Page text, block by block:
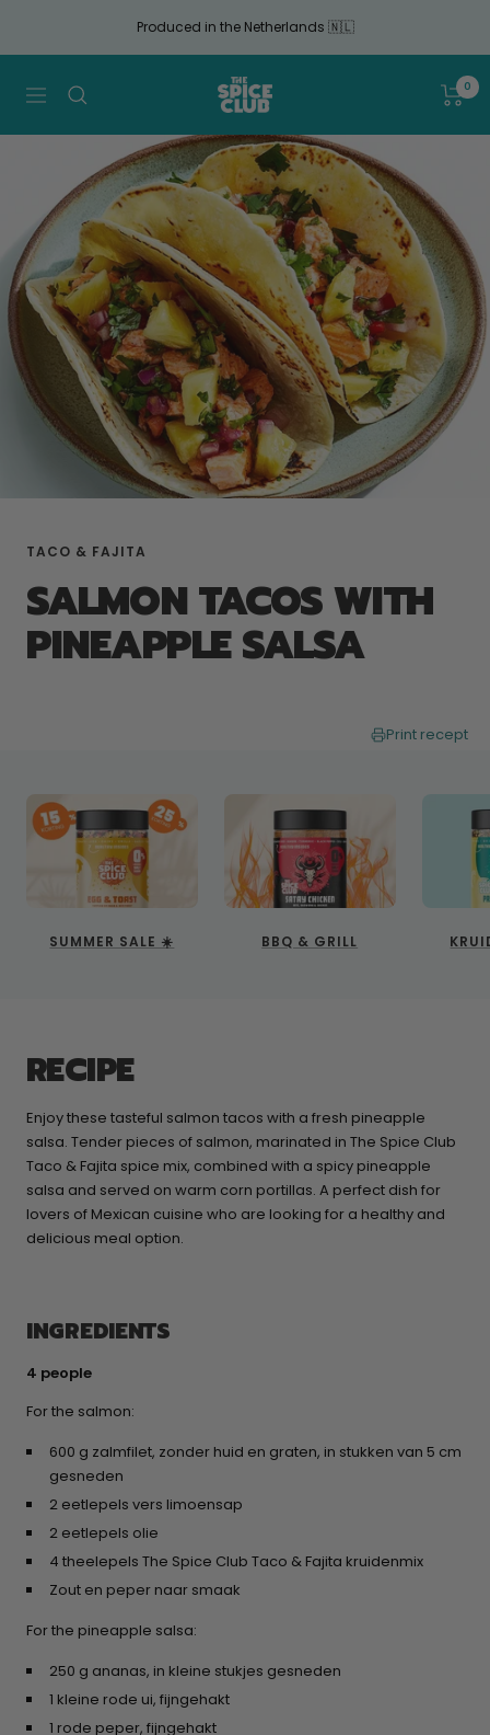
article
Produced in the Netherlands 🇳🇱
Navigation
The
Spice
Club
0
TACO & FAJITA
SALMON TACOS WITH
PINEAPPLE SALSA
Print recept
SUMMER SALE ☀️ BBQ & GRILL
RECIPE
Enjoy these tasteful salmon tacos with a fresh pineapple
salsa. Tender pieces of salmon, marinated in The Spice Club
Taco & Fajita spice mix, combined with a spicy pineapple
salsa and served on warm corn portillas. A perfect dish for
lovers of Mexican cuisine who are looking for a healthy and
delicious meal option.
INGREDIENTS
4 people
For the salmon:
600 g zalmfilet, zonder huid en graten, in stukken van 5 cm
gesneden
2 eetlepels vers limoensap
2 eetlepels olie
4 theelepels The Spice Club Taco & Fajita kruidenmix
Zout en peper naar smaak
For the pineapple salsa:
250 g ananas, in kleine stukjes gesneden
1 kleine rode ui, fijngehakt
1 rode peper, fijngehakt